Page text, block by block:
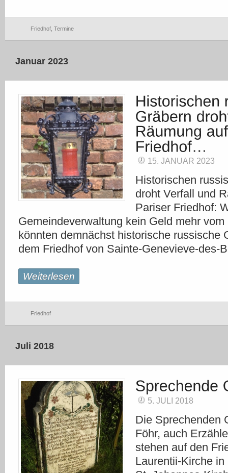
Friedhof Termine
Januar 2023
15. JANUAR 2023
Historischen
droht Verfall und
Pariser Friedhof:
Gemeindeverwaltung kein Geld mehr
könnten demnächst historische russische
dem Friedhof von Sainte-Genevieve-
Weiterlesen
Friedhof
Juli 2018
5. JULI 2018
Die Sprechenden
Föhr, auch
stehen auf den
Laurentii-Kirche